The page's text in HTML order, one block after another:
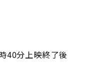
40分上映終了後